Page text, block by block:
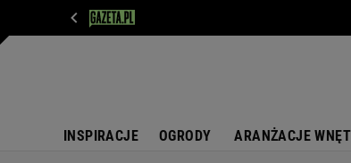
INSPIRACJE OGRODY ARANŻACJE